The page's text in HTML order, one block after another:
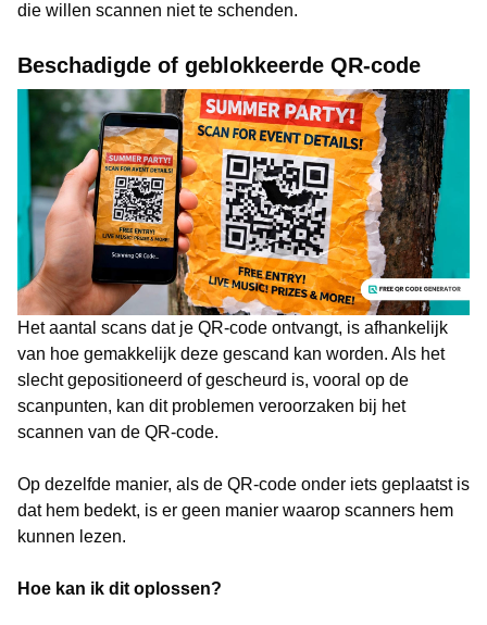
die willen scannen niet te schenden.
Beschadigde of geblokkeerde QR-code
Het aantal scans dat je QR-code ontvangt, is afhankelijk
van hoe gemakkelijk deze gescand kan worden. Als het
slecht gepositioneerd of gescheurd is, vooral op de
scanpunten, kan dit problemen veroorzaken bij het
scannen van de QR-code.
Op dezelfde manier, als de QR-code onder iets geplaatst is
dat hem bedekt, is er geen manier waarop scanners hem
kunnen lezen.
Hoe kan ik dit oplossen?